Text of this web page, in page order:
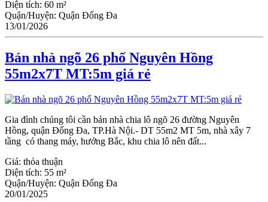
Diện tích: 60 m²
Quận/Huyện: Quận Đống Đa
13/01/2026
Bán nhà ngõ 26 phố Nguyên Hồng
55m2x7T MT:5m giá rẻ
Gia đình chúng tôi cần bán nhà chia lô ngõ 26 đường Nguyên
Hồng, quận Đống Đa, TP.Hà Nội.- DT 55m2 MT 5m, nhà xây 7
tầng có thang máy, hướng Bắc, khu chia lô nên đất...
Giá: thỏa thuận
Diện tích: 55 m²
Quận/Huyện: Quận Đống Đa
20/01/2025